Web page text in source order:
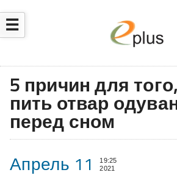
☰
5 причин для
пить отвар
перед сном
Апрель 11
19:25
2021